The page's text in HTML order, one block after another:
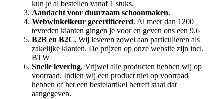
kun je al bestellen vanaf 1 stuks.
Aandacht voor duurzaam schoonmaken.
Webwinkelkeur gecertificeerd. Al meer dan 1200
tevreden klanten gingen je voor en geven ons een 9.6
B2B en B2C. Wij leveren zowel aan particulieren als
zakelijke klanten. De prijzen op onze website zijn incl.
BTW
Snelle levering. Vrijwel alle producten hebben wij op
voorraad. Indien wij een product niet op voorraad
hebben of het een bestelartikel betreft staat dat
aangegeven.